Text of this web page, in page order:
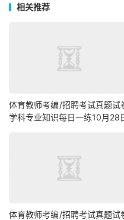
相关推荐
体育教师考编/招聘考试真题试
学科专业知识每日一练10月28
体育教师考编/招聘考试真题试